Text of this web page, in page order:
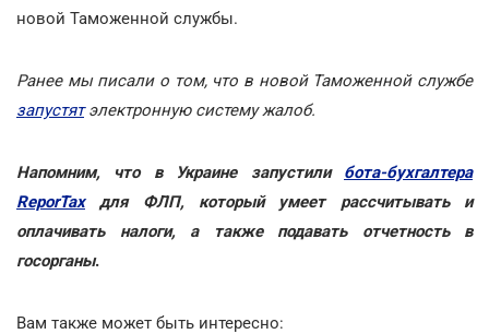
новой Таможенной службы.
Ранее мы писали о том, что в новой Таможенной службе
запустятэлектронную систему жалоб.
Напомним, что в Украине запустили бота-бухгалтера
ReporTaxдля ФЛП, который умеет рассчитывать и
оплачивать налоги, а также подавать отчетность в
госорганы.
Вам также может быть интересно: